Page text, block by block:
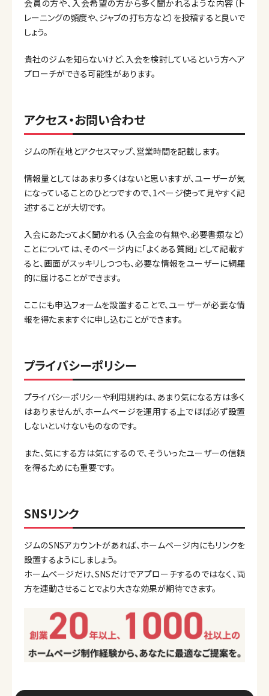
会員の方や、入会希望の方から多く聞かれるような内容（ト
レーニングの頻度や、ジャブの打ち方など）を投稿すると良いで
しょう。
貴社のジムを知らないけど、入会を検討しているという方へア
プローチができる可能性があります。
アクセス・お問い合わせ
ジムの所在地とアクセスマップ、営業時間を記載します。
情報量としてはあまり多くはないと思いますが、ユーザーが気
になっていることのひとつですので、1ページ使って見やすく記
述することが大切です。
入会にあたってよく聞かれる（入会金の有無や、必要書類など）
ことについては、そのページ内に「よくある質問」として記載す
ると、画面がスッキリしつつも、必要な情報をユーザーに網羅
的に届けることができます。
ここにも申込フォームを設置することで、ユーザーが必要な情
報を得たまますぐに申し込むことができます。
プライバシーポリシー
プライバシーポリシーや利用規約は、あまり気になる方は多く
はありませんが、ホームページを運用する上でほぼ必ず設置
しないといけないものなのです。
また、気にする方は気にするので、そういったユーザーの信頼
を得るためにも重要です。
SNSリンク
ジムのSNSアカウントがあれば、ホームページ内にもリンクを
設置するようにしましょう。
ホームページだけ、SNSだけでアプローチするのではなく、両
方を連動させることでより大きな効果が期待できます。